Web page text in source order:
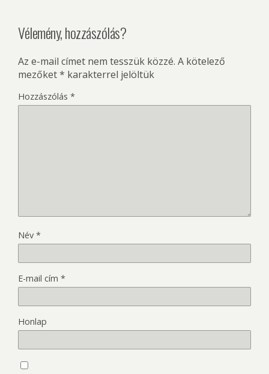
Vélemény, hozzászólás?
Az e-mail címet nem tesszük közzé. A kötelező
mezőket* karakterrel jelöltük
Hozzászólás *
Név *
E-mail cím *
Honlap